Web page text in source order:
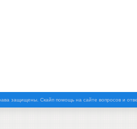
защищены. Скайп помощь на сайте вопросов и